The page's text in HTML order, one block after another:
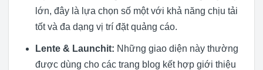
lớn, đây là lựa chọn số một với khả năng chịu tải
tốt và đa dạng vị trí đặt quảng cáo.
Lente & Launchit: Những giao diện này thường
được dùng cho các trang blog kết hợp giới thiệu